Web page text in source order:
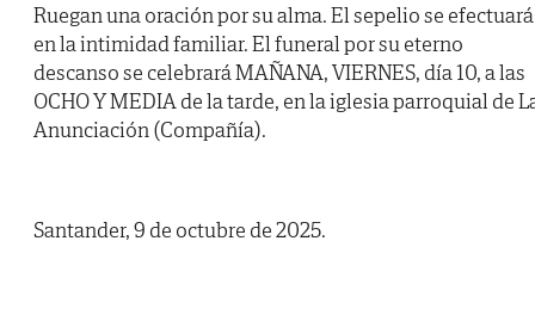
Ruegan una oración por su alma. El sepelio se efectuará
en la intimidad familiar. El funeral por su eterno
descanso se celebrará MAÑANA, VIERNES, día 10, a las
OCHO Y MEDIA de la tarde, en la iglesia parroquial de
Anunciación (Compañía).
Santander, 9 de octubre de 2025.